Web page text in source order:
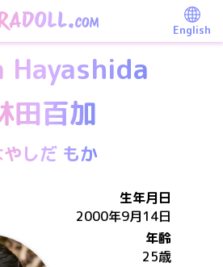
English
Hayashida
田百加
やしだ もか
生年月日
2000年9月14日
年齢
25歳